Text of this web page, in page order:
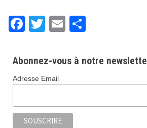
Fa
b
o
o
k
T
tt
er
E
ai
P
ta
r
Abonnez-vous à notre
Adresse Email